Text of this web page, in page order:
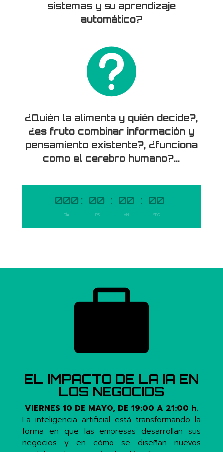
sistemas y su aprendizaje
automático?

¿Quién la alimenta y quién decide?,
¿es fruto combinar información y
pensamiento existente?, ¿funciona
como el cerebro humano?...
000
DÍA
: 00
HRS
: 00
MIN
: 00
SEG

EL IMPACTO DE LA IA EN
LOS NEGOCIOS
VIERNES 10 DE MAYO, DE 19:00 A 21:00 h.
La inteligencia artificial está transformando la
forma en que las empresas desarrollan sus
negocios y en cómo se diseñan nuevos